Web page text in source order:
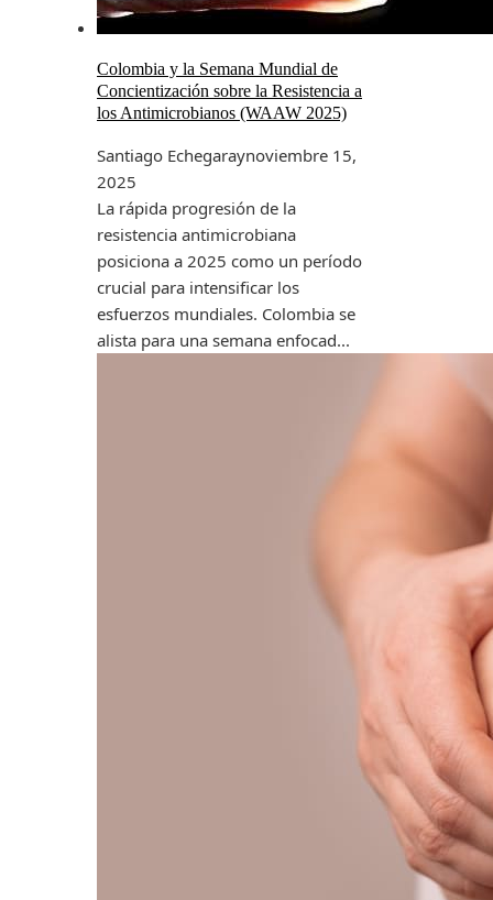
Colombia y la Semana Mundial de
Concientización sobre la Resistencia a
los Antimicrobianos (WAAW 2025)
Santiago Echegaraynoviembre 15,
2025
La rápida progresión de la
resistencia antimicrobiana
posiciona a 2025 como un período
crucial para intensificar los
esfuerzos mundiales. Colombia se
alista para una semana enfocad...